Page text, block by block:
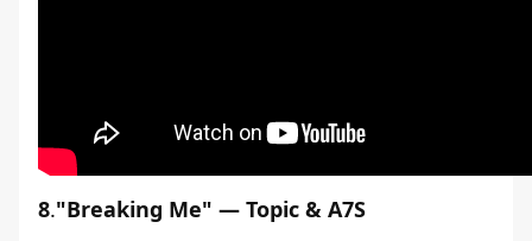
8."Breaking Me" — Topic & A7S